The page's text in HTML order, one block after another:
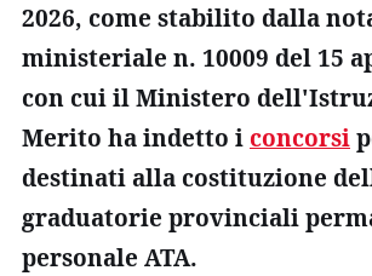
2026, come stabilito dalla
ministeriale n. 10009 del 15
con cui il Ministero
Merito ha indetto i concorsi
destinati alla costituzione
graduatorie provinciali
personale ATA.